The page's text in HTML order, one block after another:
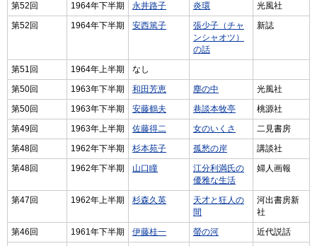
第52回
1964年下半期 永井路子 炎環
光風社
第52回
1964年下半期 安西篤子
張少子（チャ
ンシャオツ）
の話
新誌
第51回 1964年上半期
なし
第50回
1963年下半期 和田芳恵 塵の中
光風社
第50回
1963年下半期 安藤鶴夫 巷談本牧亭
桃源社
第49回
1963年上半期 佐藤得二 女のいくさ
二見書房
第48回
1962年下半期 杉本苑子 孤愁の岸
講談社
第48回
1962年下半期 山口瞳
江分利満氏の
優雅な生活
婦人画報
第47回 1962年上半期 杉森久英
天才と狂人の
間
河出書房新
社
第46回
1961年下半期 伊藤桂一 螢の河
近代説話